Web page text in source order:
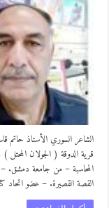
قرية الدوقة ( الجولان
المحاسبة – من جامعة دمشق. –
القصة القصيرة. – عضو اتحاد